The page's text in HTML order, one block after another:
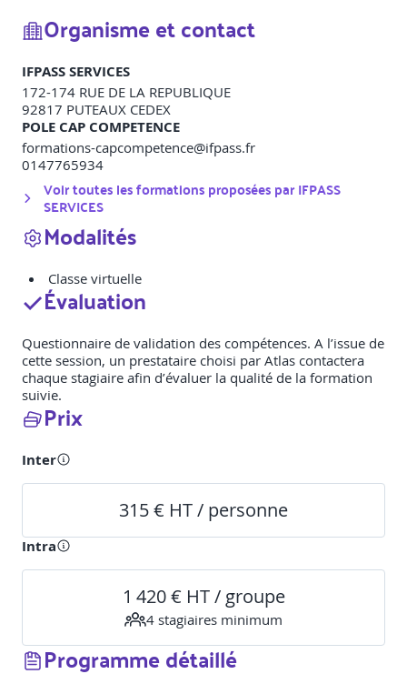
Organisme et contact
IFPASS SERVICES
172-174 RUE DE LA REPUBLIQUE
92817 PUTEAUX CEDEX
POLE CAP COMPETENCE
formations-capcompetence@ifpass.fr
0147765934
Voir toutes les formations proposées parIFPASS
SERVICES
Modalités
Classe virtuelle
Évaluation
Questionnaire de validation des compétences. A l’issue de
cette session, un prestataire choisi par Atlas contactera
chaque stagiaire afin d’évaluer la qualité de la formation
suivie.
Prix
Inter
315 € HT / personne
Intra
1 420 € HT / groupe
4 stagiaires minimum
Programme détaillé